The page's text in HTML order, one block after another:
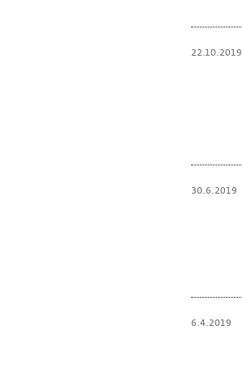
22.10.2019
30.6.2019
6.4.2019